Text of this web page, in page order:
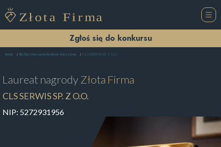
Zgłoś się do konkursu
Home Blacharstwo samochodowe Warszawa CLS SERWIS SP. Z O.O.
Laureat nagrodyZłota Firma
CLS SERWIS SP. Z O.O.
NIP: 5272931956